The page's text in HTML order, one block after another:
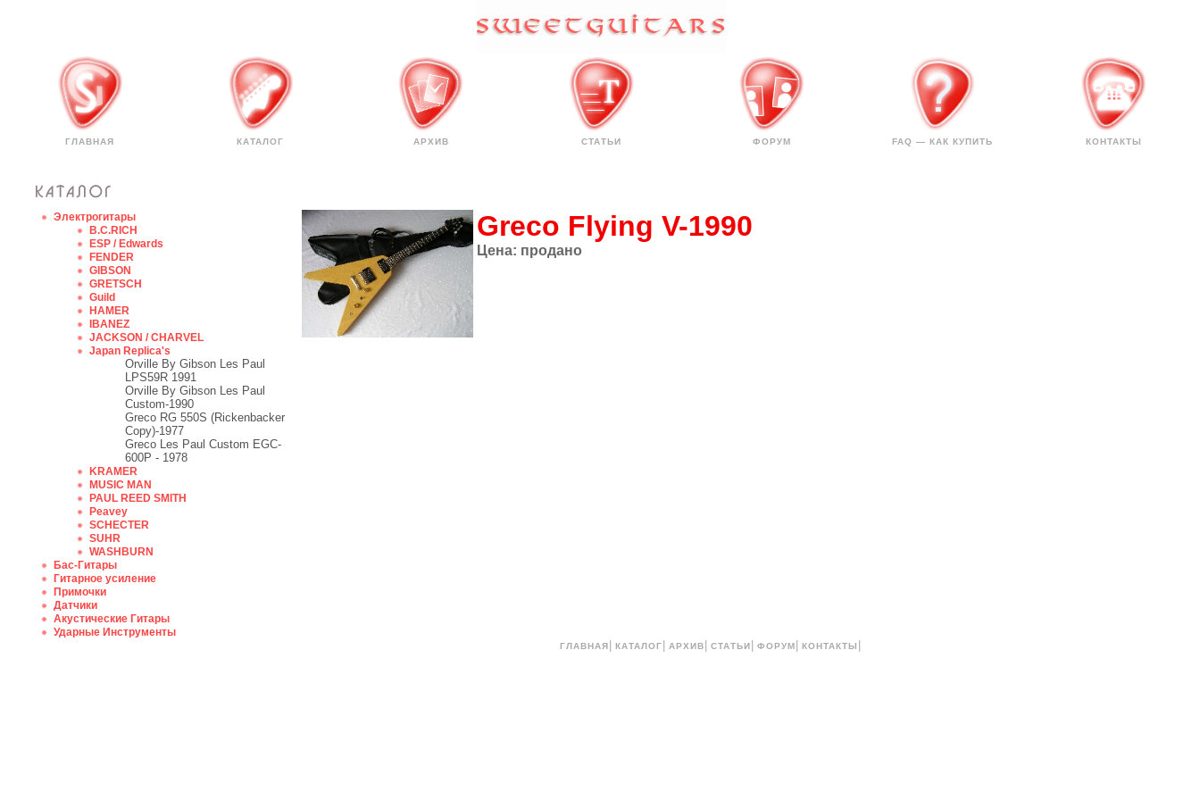
ГЛАВНАЯ КАТАЛОГ АРХИВ СТАТЬИ ФОРУМ FAQ — КАК КУПИТЬ КОНТАКТЫ
Электрогитары
B.C.RICH
ESP / Edwards
FENDER
GIBSON
GRETSCH
Guild
HAMER
IBANEZ
JACKSON / CHARVEL
Japan Replica's
Orville By Gibson Les Paul
LPS59R 1991
Orville By Gibson Les Paul
Custom-1990
Greco RG 550S (Rickenbacker
Copy)-1977
Greco Les Paul Custom EGC-
600P - 1978
KRAMER
MUSIC MAN
PAUL REED SMITH
Peavey
SCHECTER
SUHR
WASHBURN
Бас-Гитары
Гитарное усиление
Примочки
Датчики
Акустические Гитары
Ударные Инструменты
Greco Flying V-1990
Цена: продано
ГЛАВНАЯ КАТАЛОГ АРХИВ СТАТЬИ ФОРУМ КОНТАКТЫ